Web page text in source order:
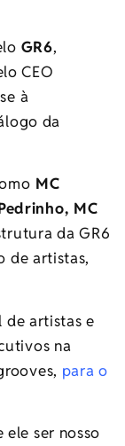
GR6,
CEO
à
da
MC
MC
da GR6
de artistas,
de artistas e
na
para o
ele ser nosso